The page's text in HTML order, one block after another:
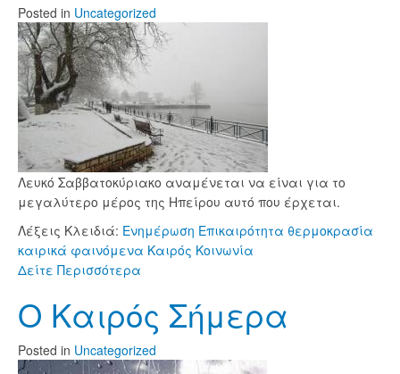
Posted in Uncategorized
Λευκό Σαββατοκύριακο αναμένεται να είναι για το
μεγαλύτερο μέρος της Ηπείρου αυτό που έρχεται.
Λέξεις Κλειδιά: Ενημέρωση Επικαιρότητα θερμοκρασία
καιρικά φαινόμενα Καιρός Κοινωνία
Δείτε Περισσότερα
Ο Καιρός Σήμερα
Posted in Uncategorized